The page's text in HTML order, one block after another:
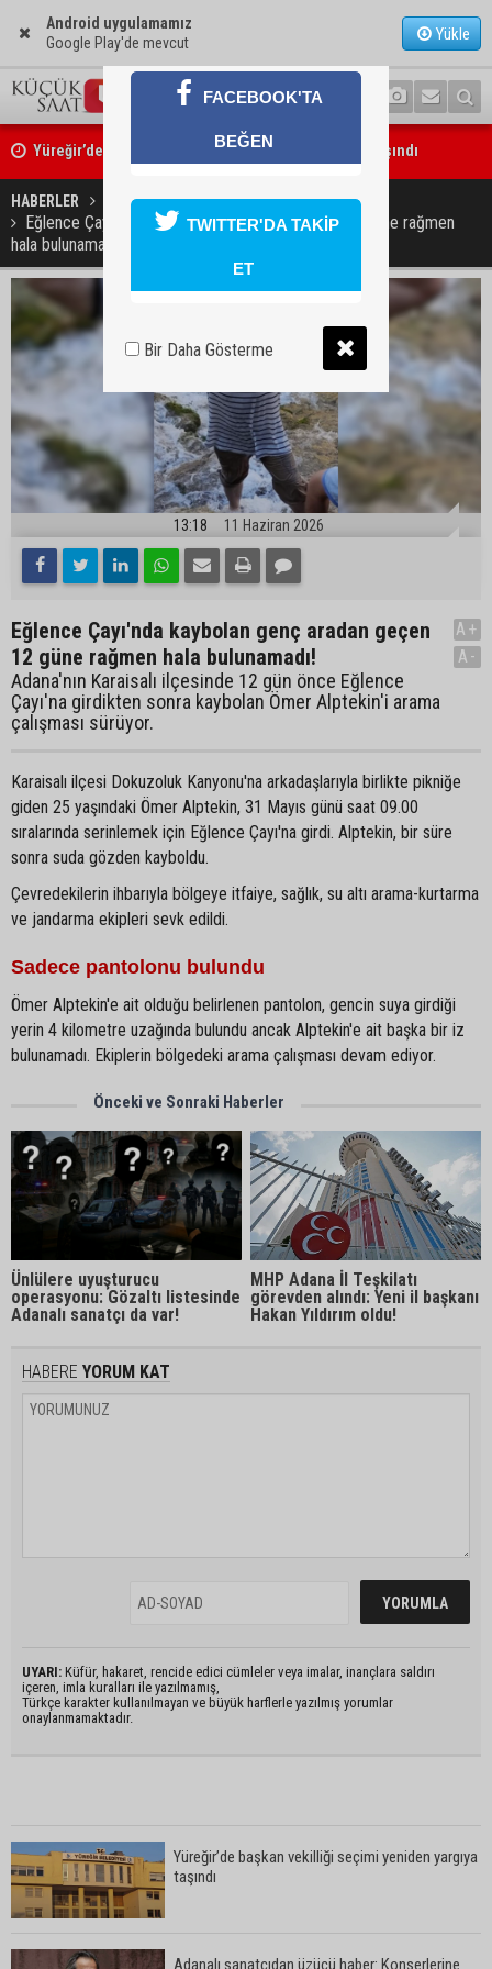
Android uygulamamız
Google Play'de mevcut
Yükle
Yüreğir’de başkan vekilliği seçimi yeniden yargıya taşındı
Adanalı sanatçıdan üzücü haber: Konserlerine ara verdi
HABERLER GÜNDEM
Eğlence Çayı'nda kaybolan genç aradan geçen 12 güne rağmen
hala bulunamadı!
13:18 11 Haziran 2026
Eğlence Çayı'nda kaybolan genç aradan geçen
12 güne rağmen hala bulunamadı!
Adana'nın Karaisalı ilçesinde 12 gün önce Eğlence
Çayı'na girdikten sonra kaybolan Ömer Alptekin'i arama
çalışması sürüyor.
A+
A-
Karaisalı ilçesi Dokuzoluk Kanyonu'na arkadaşlarıyla birlikte pikniğe
giden 25 yaşındaki Ömer Alptekin, 31 Mayıs günü saat 09.00
sıralarında serinlemek için Eğlence Çayı'na girdi. Alptekin, bir süre
sonra suda gözden kayboldu.
Çevredekilerin ihbarıyla bölgeye itfaiye, sağlık, su altı arama-kurtarma
ve jandarma ekipleri sevk edildi.
Sadece pantolonu bulundu
Ömer Alptekin'e ait olduğu belirlenen pantolon, gencin suya girdiği
yerin 4 kilometre uzağında bulundu ancak Alptekin'e ait başka bir iz
bulunamadı. Ekiplerin bölgedeki arama çalışması devam ediyor.
Önceki ve Sonraki Haberler
Ünlülere uyuşturucu
operasyonu: Gözaltı listesinde
Adanalı sanatçı da var!
MHP Adana İl Teşkilatı
görevden alındı: Yeni il başkanı
Hakan Yıldırım oldu!
HABERE YORUM KAT
UYARI: Küfür, hakaret, rencide edici cümleler veya imalar, inançlara saldırı
içeren, imla kuralları ile yazılmamış,
Türkçe karakter kullanılmayan ve büyük harflerle yazılmış yorumlar
onaylanmamaktadır.
Yüreğir’de başkan vekilliği seçimi yeniden yargıya
taşındı
Adanalı sanatçıdan üzücü haber: Konserlerine
FACEBOOK'TA
BEĞEN
TWITTER'DA TAKİP
ET
Bir Daha Gösterme